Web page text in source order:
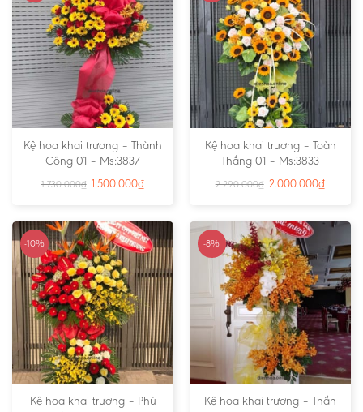
Kệ hoa khai trương – Thành
Công 01 – Ms:3837
1.730.000₫ 1.500.000₫
Kệ hoa khai trương – Toàn
Thắng 01 – Ms:3833
2.290.000₫ 2.000.000₫
-10%
Kệ hoa khai trương – Phú
-8%
Kệ hoa khai trương – Thần